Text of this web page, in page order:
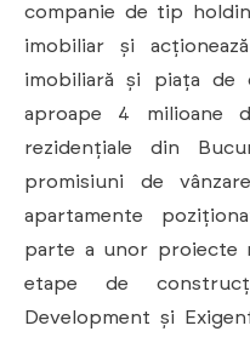
companie de tip
imobiliar și
imobiliară și piața de
aproape 4 milioane
rezidențiale din
promisiuni de
apartamente
parte a unor proiecte
etape de
Development și